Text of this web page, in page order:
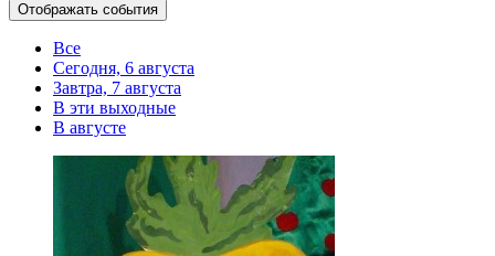
Отображать события
Все
Сегодня, 6 августа
Завтра, 7 августа
В эти выходные
В августе